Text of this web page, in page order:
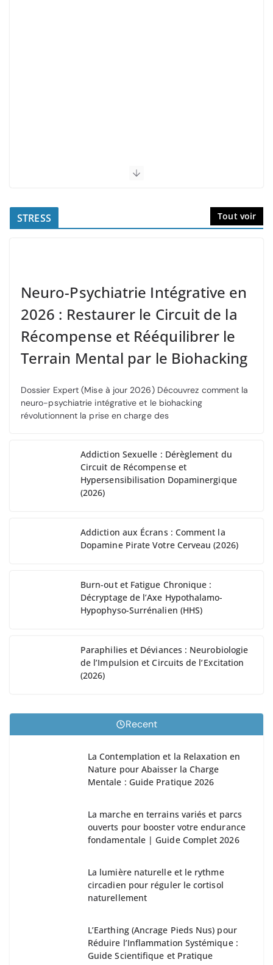
STRESS Tout voir
Neuro-Psychiatrie Intégrative en
2026 : Restaurer le Circuit de la
Récompense et Rééquilibrer le
Terrain Mental par le Biohacking
Dossier Expert (Mise à jour 2026) Découvrez comment la
neuro-psychiatrie intégrative et le biohacking
révolutionnent la prise en charge des
Addiction Sexuelle : Dérèglement du
Circuit de Récompense et
Hypersensibilisation Dopaminergique
(2026)
Addiction aux Écrans : Comment la
Dopamine Pirate Votre Cerveau (2026)
Burn-out et Fatigue Chronique :
Décryptage de l’Axe Hypothalamo-
Hypophyso-Surrénalien (HHS)
Paraphilies et Déviances : Neurobiologie
de l’Impulsion et Circuits de l’Excitation
(2026)
Recent
La Contemplation et la Relaxation en
Nature pour Abaisser la Charge
Mentale : Guide Pratique 2026
La marche en terrains variés et parcs
ouverts pour booster votre endurance
fondamentale | Guide Complet 2026
La lumière naturelle et le rythme
circadien pour réguler le cortisol
naturellement
L’Earthing (Ancrage Pieds Nus) pour
Réduire l’Inflammation Systémique :
Guide Scientifique et Pratique